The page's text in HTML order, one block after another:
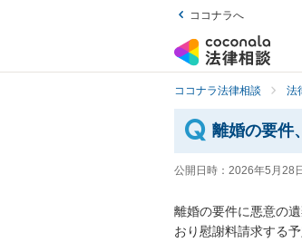
ココナラへ
ココナラ法律相談 法
離婚の要件
公開日時： 2026年5月28
離婚の要件に悪意の
おり慰謝料請求する予